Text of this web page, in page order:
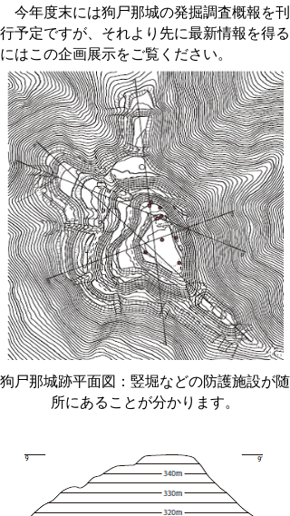
今年度末には狗尸那城の発掘調査概報を刊
行予定ですが、それより先に最新情報を得る
にはこの企画展示をご覧ください。
狗尸那城跡平面図：竪堀などの防護施設が随
所にあることが分かります。